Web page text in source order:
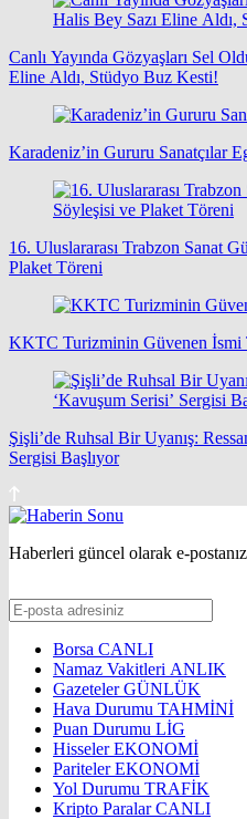
Canlı Yayında Gözyaşları Sel
Eline Aldı, Stüdyo Buz Kesti!
Karadeniz’in Gururu Sanatçılar
16. Uluslararası Trabzon Sanat
Plaket Töreni
KKTC Turizminin Güvenen İsmi
Şişli’de Ruhsal Bir Uyanış:
Sergisi Başlıyor
Haberleri güncel olarak e-
Borsa CANLI
Namaz Vakitleri ANLIK
GazetelerGÜNLÜK
Hava Durumu TAHMİNİ
Puan Durumu LİG
HisselerEKONOMİ
ParitelerEKONOMİ
Yol Durumu TRAFİK
Kripto ParalarCANLI